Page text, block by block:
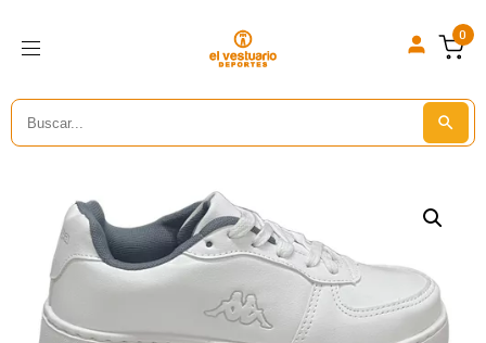
0
Search
for:
Search